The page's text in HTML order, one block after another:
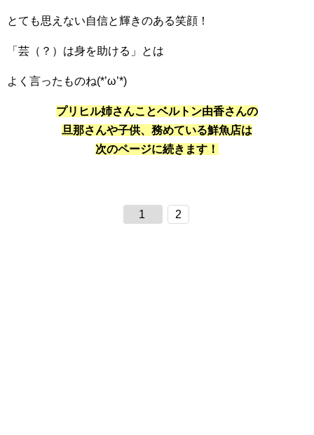
とても思えない自信と輝きのある笑顔！
「芸（？）は身を助ける」とは
よく言ったものね(*’ω’*)
プリヒル姉さんことベルトン由香さんの
旦那さんや子供、務めている鮮魚店は
次のページに続きます！
1 2